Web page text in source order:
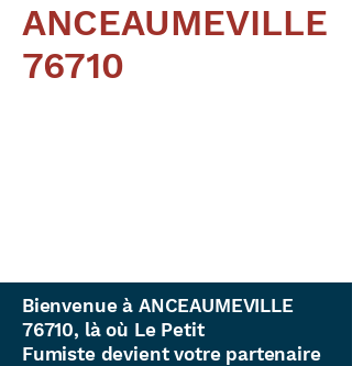
ANCEAUMEVILLE
76710
Bienvenue à ANCEAUMEVILLE
76710, là où Le Petit
Fumiste devient votre partenaire